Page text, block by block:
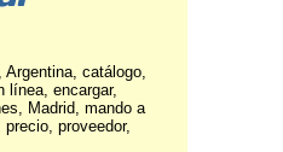
catálogo,
línea, encargar,
Madrid, mando a
proveedor,